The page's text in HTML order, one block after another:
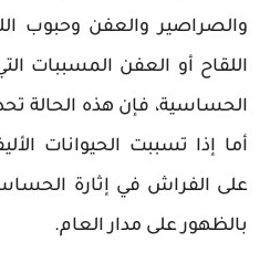
والصراصير والعفن وحبوب
اللقاح أو العفن المسببات
الحساسية، فإن هذه
أما إذا تسببت الحيوانات
على الفراش في إثارة
بالظهور على مدار العام.